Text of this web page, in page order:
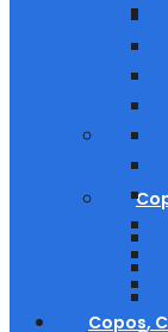
Copos,